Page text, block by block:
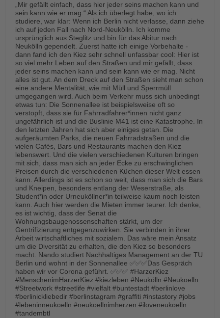
„Mir gefällt einfach, dass hier jeder seins machen kann und
sein kann wie er mag.“ Als ich überlegt habe, wo ich
studiere, war klar: Wenn ich Berlin nicht verlasse, dann ziehe
ich auf jeden Fall nach Nord-Neukölln. Ich komme
ursprünglich aus Steglitz und bin für das Abitur nach
Neukölln gependelt. Zuerst hatte ich einige Vorbehalte -
dann fand ich den Kiez sehr schnell unfassbar cool: Hier ist
so viel mehr Leben auf den Straßen und mir gefällt, dass
jeder seins machen kann und sein kann wie er mag. Nicht
alles ist gut. An dem Dreck auf den Straßen sieht man schon
eine andere Mentalität, wie mit Müll und Sperrmüll
umgegangen wird. Auch beim Verkehr muss sich unbedingt
etwas tun: Die Sonnenallee ist beispielsweise oft so
verstopft, dass sie für Fahrradfahrer*innen nicht ganz
ungefährlich ist und die Buslinie M41 ist eine Katastrophe. In
den letzten Jahren hat sich aber einiges getan. Die
aufgeräumten Parks, die neuen Fahrradstraßen und die
vielen Cafés, Bars und Restaurants machen den Kiez
lebenswert. Und die vielen verschiedenen Kulturen bringen
mit sich, dass man sich an jeder Ecke zu erschwinglichen
Preisen durch die verschiedenen Küchen dieser Welt essen
kann. Allerdings ist es schon so weit, dass man sich die Bars
und Kneipen, besonders entlang der Weserstraße, als
Student*in oder Urneuköllner*in teilweise kaum noch leisten
kann. Auch hier werden die Mieten immer teurer. Ich denke,
es ist wichtig, dass der Senat die
Wohnungsbaugenossenschaften stärkt, um der
Gentrifizierung entgegenzuwirken. Sie verbinden in ihrer
Arbeit wirtschaftliches mit sozialem. Das wäre mein Ansatz
um die Diversität zu erhalten, die den Kiez so besonders
macht. Nando studiert Nachhaltiges Management an der TU
Berlin und wohnt in der Sonnenallee ✅✅✅Das Gespräch
haben wir vor Corona geführt. ✅✅✅ #HarzerKiez
#MenschenimHarzerKiez #kiezleben #Neukölln #Neukoelln
#Streetwork #streetlife #vielfalt #buntestadt #berlinlove
#berlinickliebedir #berlinstagram #graffiti #instastory #jobs
#lebeninneukoelln #neukoellnimherzen #iloveneukoelln
#tandembtl